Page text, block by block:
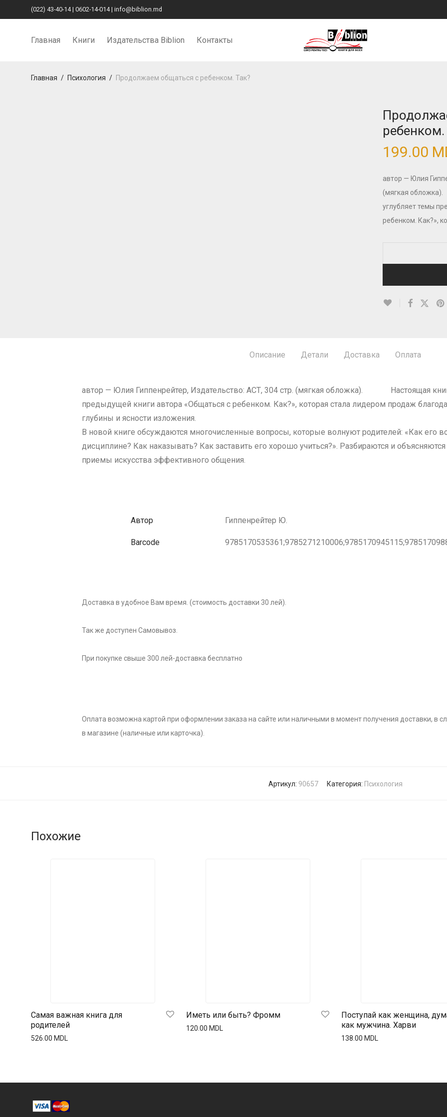
(022) 43-40-14| 0602-14-014| info@biblion.md
Главная Книги Издательства Biblion Контакты
Главная / Психология / Продолжаем общаться с ребенком. Так?
ребенком.
199.00
автор — Юлия
(мягкая
углубляет темы
ребенком. Как?»,
Описание Детали Доставка Оплата
автор — Юлия Гиппенрейтер, Издательство: АСТ, 304 стр. (мягкая обложка). Настоящая
предыдущей книги автора «Общаться с ребенком. Как?», которая стала лидером продаж
глубины и ясности изложения.
В новой книге обсуждаются многочисленные вопросы, которые волнуют родителей: «Как его
дисциплине? Как наказывать? Как заставить его хорошо учиться?». Разбираются и
приемы искусства эффективного общения.
Автор Гиппенрейтер Ю.
Barcode
Доставка в удобное Вам время. (стоимость доставки 30 лей).
Так же доступен Самовывоз.
При покупке свыше 300 лей-доставка бесплатно
Оплата возможна картой при оформлении заказа на сайте или наличными в момент получения доставки, в
в магазине (наличные или карточка).
Артикул: 90657 Категория: Психология
Похожие
Самая важная книга для
родителей
526.00 MDL
Иметь или быть? Фромм
120.00 MDL
Поступай как женщина,
как мужчина. Харви
138.00 MDL